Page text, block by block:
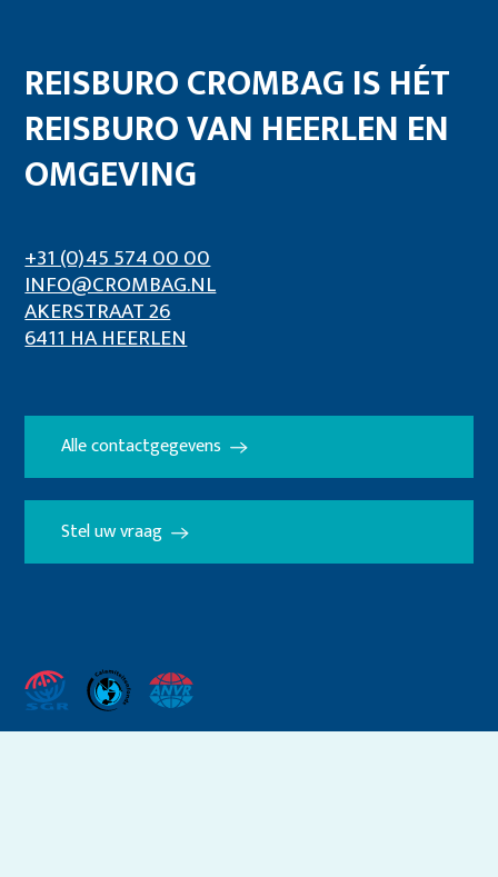
REISBURO CROMBAG IS HÉT
REISBURO VAN HEERLEN EN
OMGEVING
+31 (0)45 574 00 00
INFO@CROMBAG.NL
AKERSTRAAT 26
6411 HA HEERLEN
Alle contactgegevens
Stel uw vraag